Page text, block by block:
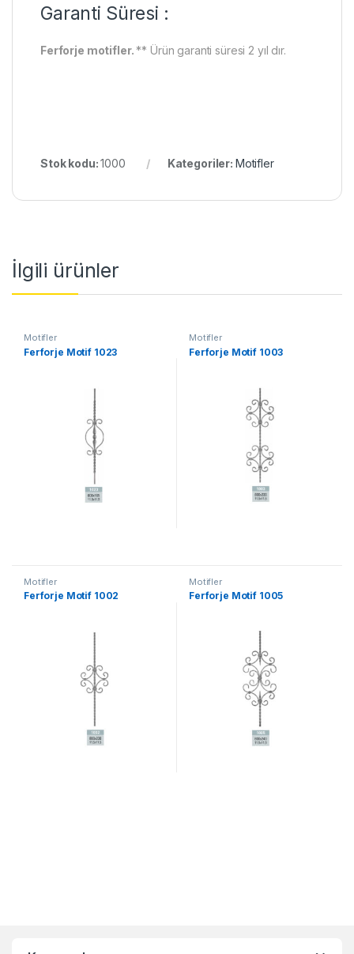
Garanti Süresi :
Ferforje motifler.** Ürün garanti süresi 2 yıl dır.
Stok kodu:1000 Kategoriler: Motifler
İlgili ürünler
Motifler
Ferforje Motif 1023
Motifler
Ferforje Motif 1003
Motifler
Ferforje Motif 1002
Motifler
Ferforje Motif 1005